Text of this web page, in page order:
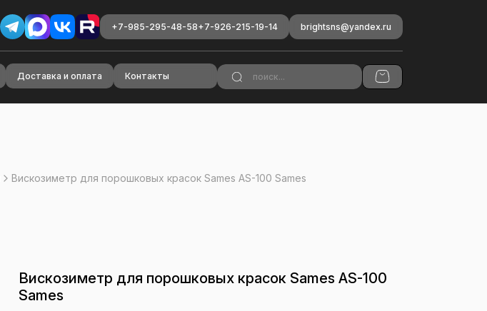
+7-985-295-48-58+7-926-215-19-14 brightsns@yandex.ru
Доставка и оплата Контакты
Вискозиметр для порошковых красок Sames AS-100 Sames
Вискозиметр для порошковых красок Sames AS-100
Sames